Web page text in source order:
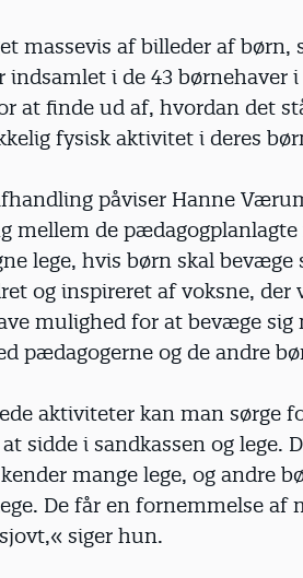
massevis af billeder af
indsamlet i de 43 børnehaver
at finde ud af, hvordan det
fysisk aktivitet i deres
påviser Hanne
mellem de
lege, hvis børn skal
og inspireret af voksne, der
mulighed for at bevæge
pædagogerne og de andre
aktiviteter kan man sørge
sidde i sandkassen og lege.
mange lege, og andre
De får en fornemmelse af
siger hun.